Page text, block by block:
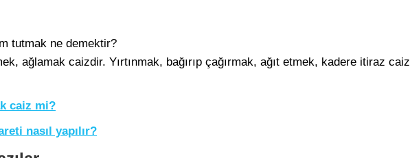
tutmak ne demektir?
ağlamak caizdir. Yırtınmak, bağırıp çağırmak, ağıt etmek, kadere itiraz caiz
caiz mi?
nasıl yapılır?